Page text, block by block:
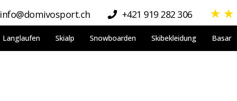
info@domivosport.ch +421 919 282 306 ★ ★
Langlaufen Skialp Snowboarden Skibekleidung Basar